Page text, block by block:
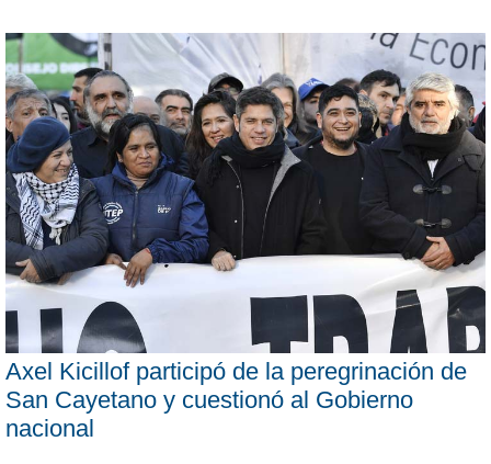
Axel Kicillof participó de la peregrinación de
San Cayetano y cuestionó al Gobierno
nacional